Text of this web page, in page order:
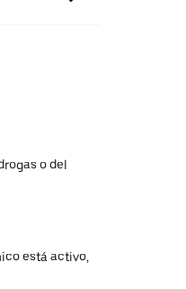
o del
está activo,